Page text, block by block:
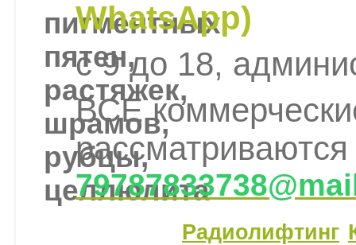
WhatsApp)
с 9 до 18,
ВСЕ
Радиолифтинг